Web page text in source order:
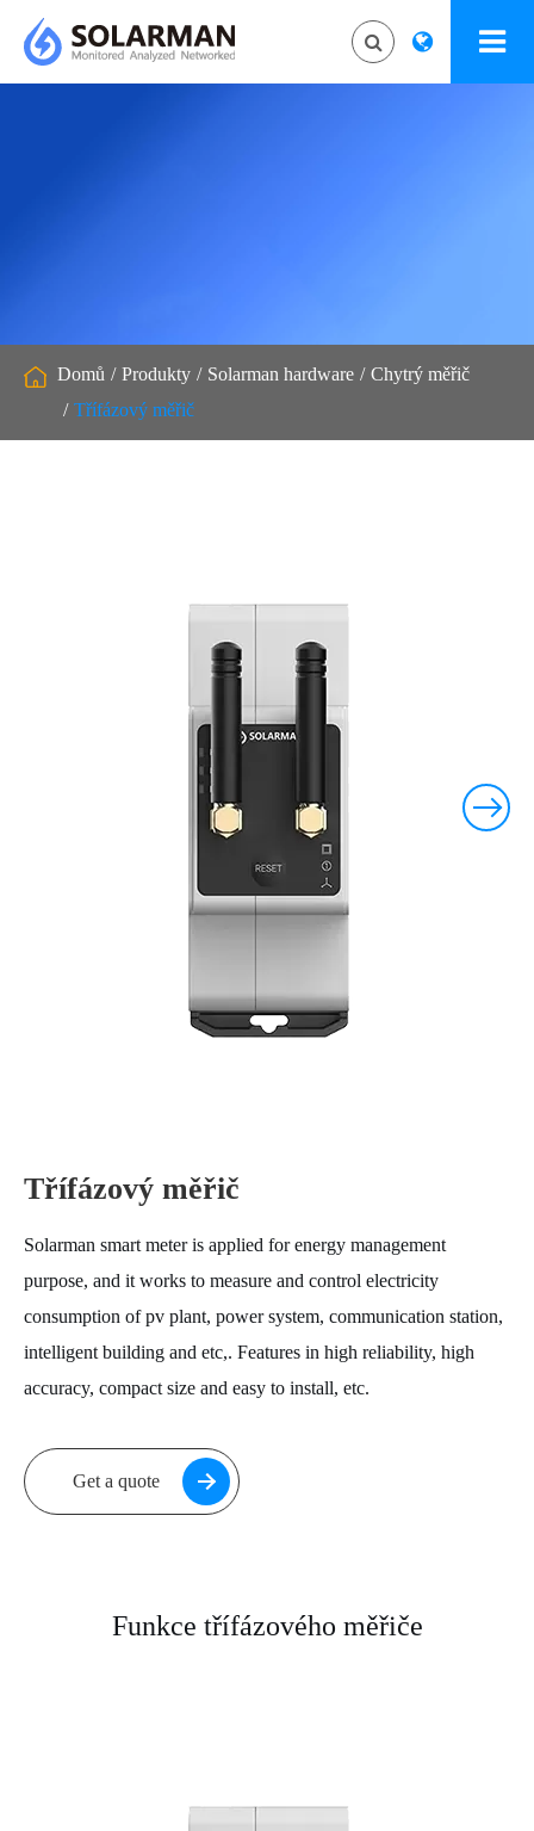
Domů Produkty Solarman hardware
Chytrý měřič
Třífázový měřič
Třífázový měřič
Solarman smart meter is applied for energy management
purpose, and it works to measure and control electricity
consumption of pv plant, power system, communication station,
intelligent building and etc,. Features in high reliability, high
accuracy, compact size and easy to install, etc.
Get a quote
Funkce třífázového měřiče